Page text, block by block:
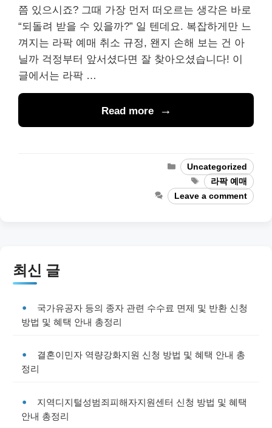
쯤 있으시죠? 그때 가장 먼저 떠오르는 생각은 바로
“되돌려 받을 수 있을까?” 일 텐데요. 복잡하게만 느
껴지는 라팍 예매 취소 규정, 왠지 손해 보는 건 아
닐까 걱정부터 앞서셨다면 잘 찾아오셨습니다! 이
글에서는 라팍 …
Read more
Categories
Uncategorized
Tags라팍 예매
Leave a comment
최신 글
국가유공자 등의 종자 관련 수수료 면제 및 반환 신청
방법 및 혜택 안내 총정리
결혼이민자 역량강화지원 신청 방법 및 혜택 안내 총
정리
지역디지털성범죄피해자지원센터 신청 방법 및 혜택
안내 총정리